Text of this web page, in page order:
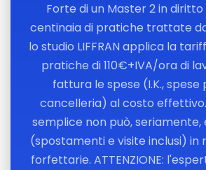
Forte di un Master 2 in diritto
centinaia di pratiche trattate
lo studio LIFFRAN applica la
pratiche di 110€+IVA/ora di
fattura le spese (I.K., spese
cancelleria) al costo
semplice non può, seriamente,
(spostamenti e visite inclusi) in
forfettarie. ATTENZIONE: